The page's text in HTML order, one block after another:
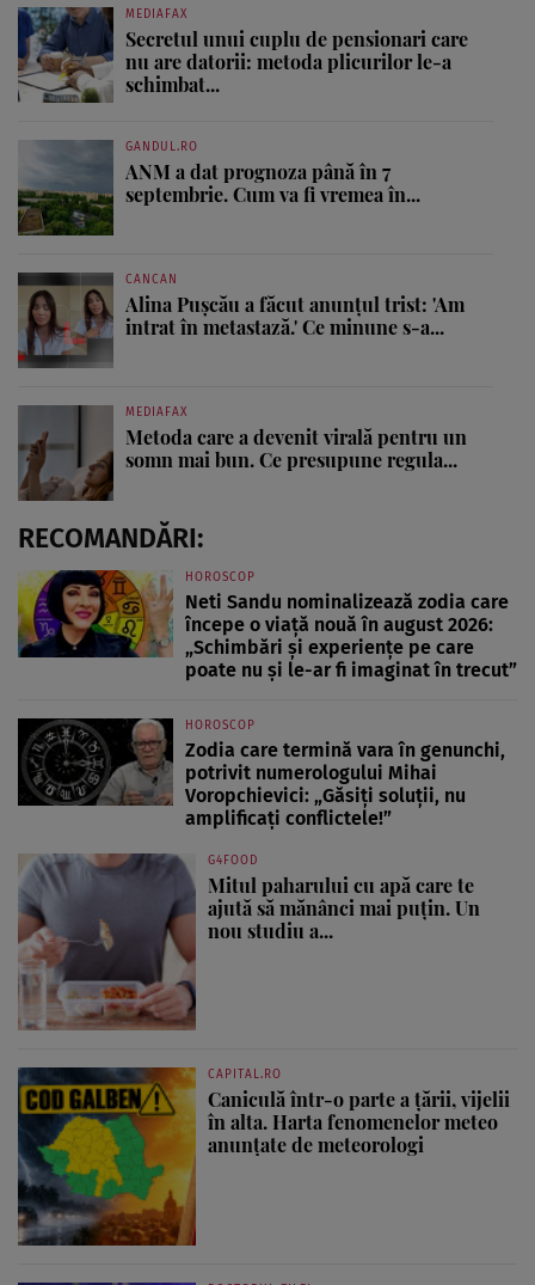
MEDIAFAX
Secretul unui cuplu de pensionari care
nu are datorii: metoda plicurilor le-a
schimbat...
GANDUL.RO
ANM a dat prognoza până în 7
septembrie. Cum va fi vremea în...
CANCAN
Alina Pușcău a făcut anunțul trist: 'Am
intrat în metastază.' Ce minune s-a...
MEDIAFAX
Metoda care a devenit virală pentru un
somn mai bun. Ce presupune regula...
RECOMANDĂRI:
HOROSCOP
Neti Sandu nominalizează zodia care
începe o viață nouă în august 2026:
„Schimbări și experiențe pe care
poate nu și le-ar fi imaginat în trecut”
HOROSCOP
Zodia care termină vara în genunchi,
potrivit numerologului Mihai
Voropchievici: „Găsiți soluții, nu
amplificați conflictele!”
G4FOOD
Mitul paharului cu apă care te
ajută să mănânci mai puțin. Un
nou studiu a...
CAPITAL.RO
Caniculă într-o parte a țării, vijelii
în alta. Harta fenomenelor meteo
anunțate de meteorologi